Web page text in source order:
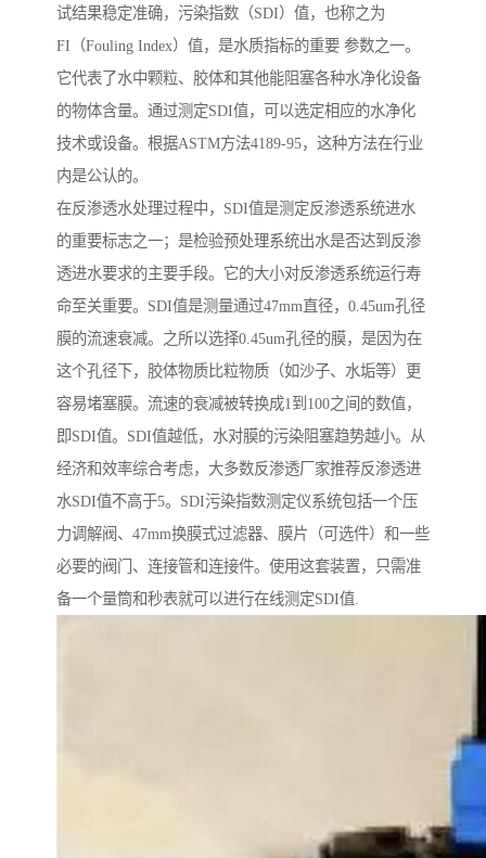
试结果稳定准确，污染指数（SDI）值，也称之为
FI（Fouling Index）值，是水质指标的重要 参数之一。
它代表了水中颗粒、胶体和其他能阻塞各种水净化设备
的物体含量。通过测定SDI值，可以选定相应的水净化
技术或设备。根据ASTM方法4189-95，这种方法在行业
内是公认的。
在反渗透水处理过程中，SDI值是测定反渗透系统进水
的重要标志之一；是检验预处理系统出水是否达到反渗
透进水要求的主要手段。它的大小对反渗透系统运行寿
命至关重要。SDI值是测量通过47mm直径，0.45um孔径
膜的流速衰减。之所以选择0.45um孔径的膜，是因为在
这个孔径下，胶体物质比粒物质（如沙子、水垢等）更
容易堵塞膜。流速的衰减被转换成1到100之间的数值，
即SDI值。SDI值越低，水对膜的污染阻塞趋势越小。从
经济和效率综合考虑，大多数反渗透厂家推荐反渗透进
水SDI值不高于5。SDI污染指数测定仪系统包括一个压
力调解阀、47mm换膜式过滤器、膜片（可选件）和一些
必要的阀门、连接管和连接件。使用这套装置，只需准
备一个量筒和秒表就可以进行在线测定SDI值.